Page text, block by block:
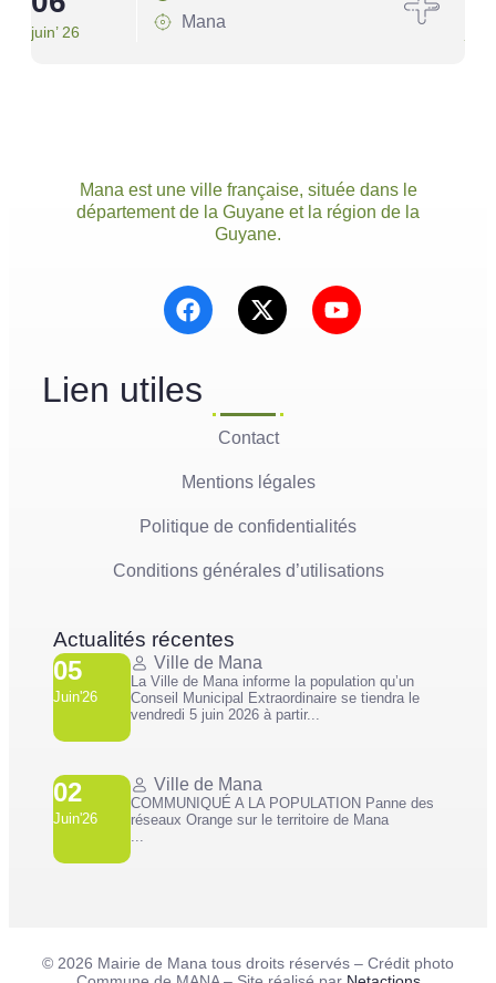
juin’ 26
Mana
Mana est une ville française, située dans le
département de la Guyane et la région de la
Guyane.
Lien utiles
Contact
Mentions légales
Politique de confidentialités
Conditions générales d’utilisations
Actualités récentes
05
Juin'26
Ville de Mana
La Ville de Mana informe la population qu’un
Conseil Municipal Extraordinaire se tiendra le
vendredi 5 juin 2026 à partir...
02
Juin'26
Ville de Mana
COMMUNIQUÉ A LA POPULATION Panne des
réseaux Orange sur le territoire de Mana
...
© 2026 Mairie de Mana tous droits réservés – Crédit photo